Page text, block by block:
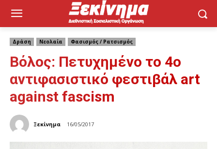
Δράση Νεολαία Φασισμός / Ρατσισμός
Βόλος: Πετυχημένο το 4ο
αντιφασιστικό φεστιβάλ art
against fascism
Ξεκίνημα 16/05/2017